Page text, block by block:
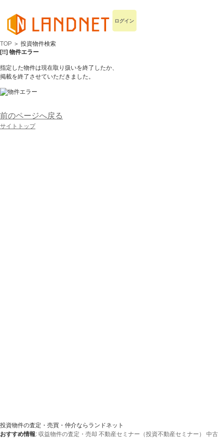
ログイン
TOP ＞ 投資物件検索
[!!] 物件エラー
指定した物件は現在取り扱いを終了したか、
掲載を終了させていただきました。
前のページへ戻る
サイトトップ
投資物件の査定・売買・仲介ならランドネット
おすすめ情報: 収益物件の査定・売却 不動産セミナー（投資不動産セミナー）
中古